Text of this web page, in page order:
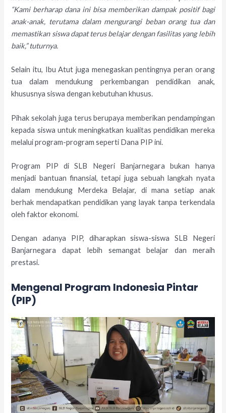
“Kami berharap dana ini bisa memberikan dampak positif bagi
anak-anak, terutama dalam mengurangi beban orang tua dan
memastikan siswa dapat terus belajar dengan fasilitas yang lebih
baik,” tuturnya.
Selain itu, Ibu Atut juga menegaskan pentingnya peran orang
tua dalam mendukung perkembangan pendidikan anak,
khususnya siswa dengan kebutuhan khusus.
Pihak sekolah juga terus berupaya memberikan pendampingan
kepada siswa untuk meningkatkan kualitas pendidikan mereka
melalui program-program seperti Dana PIP ini.
Program PIP di SLB Negeri Banjarnegara bukan hanya
menjadi bantuan finansial, tetapi juga sebuah langkah nyata
dalam mendukung Merdeka Belajar, di mana setiap anak
berhak mendapatkan pendidikan yang layak tanpa terkendala
oleh faktor ekonomi.
Dengan adanya PIP, diharapkan siswa-siswa SLB Negeri
Banjarnegara dapat lebih semangat belajar dan meraih
prestasi.
Mengenal Program Indonesia Pintar
(PIP)